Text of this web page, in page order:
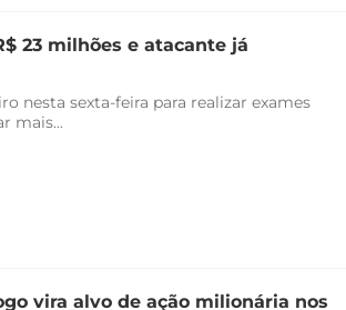
23 milhões e atacante já
nesta sexta-feira para realizar exames
mais...
vira alvo de ação milionária nos